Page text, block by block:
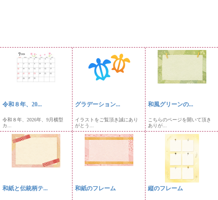
令和８年、20...
令和８年、2026年、9月横型
カ...
グラデーション...
イラストをご覧頂き誠にあり
がとう...
和風グリーンの...
こちらのページを開いて頂き
ありが...
和紙と伝統柄テ... 和紙のフレーム 縦のフレーム